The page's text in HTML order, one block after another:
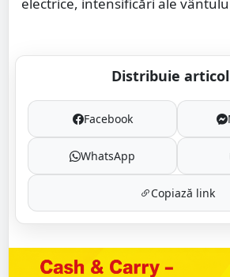
Distribuie
Facebook
WhatsApp
Copiază link